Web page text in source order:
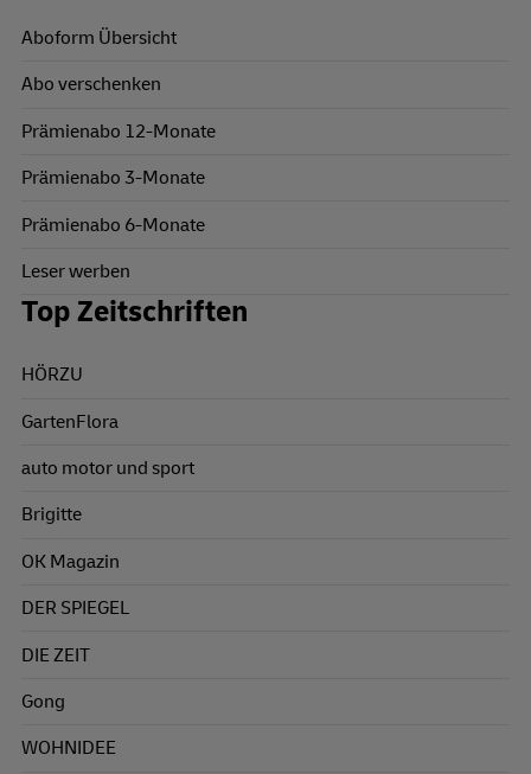
Aboform Übersicht
Abo verschenken
Prämienabo 12-Monate
Prämienabo 3-Monate
Prämienabo 6-Monate
Leser werben
Top Zeitschriften
HÖRZU
GartenFlora
auto motor und sport
Brigitte
OK Magazin
DER SPIEGEL
DIE ZEIT
Gong
WOHNIDEE